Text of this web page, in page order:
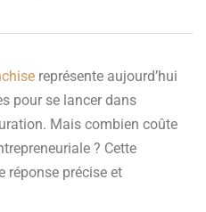
représente aujourd’hui
pour se lancer dans
Mais combien coûte
? Cette
réponse précise et